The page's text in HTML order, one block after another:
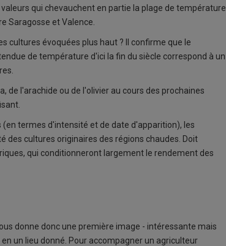
valeurs qui chevauchent en partie la plage de température
Saragosse et Valence.
cultures évoquées plus haut ? Il confirme que le
de température d'ici la fin du siècle correspond à un
de l'arachide ou de l'olivier au cours des prochaines
termes d'intensité et de date d'apparition), les
cultures originaires des régions chaudes. Doit
qui conditionneront largement le rendement des
donne donc une première image - intéressante mais
un lieu donné. Pour accompagner un agriculteur